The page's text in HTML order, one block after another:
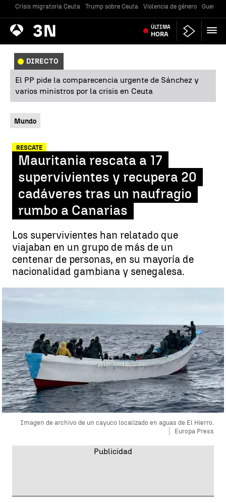
Crisis migratoria Ceuta Trump sobre Ceuta Violencia de género Guerra
Antena
3 Noticias ÚLTIMA
HORA
DIRECTO
El PP pide la comparecencia urgente de Sánchez y
varios ministros por la crisis en Ceuta
Mundo
RESCATE
Mauritania rescata a 17
supervivientes y recupera 20
cadáveres tras un naufragio
rumbo a Canarias
Los supervivientes han relatado que
viajaban en un grupo de más de un
centenar de personas, en su mayoría de
nacionalidad gambiana y senegalesa.
Imagen de archivo de un cayuco localizado en aguas de El Hierro.
Europa Press